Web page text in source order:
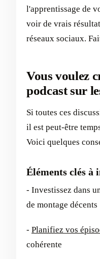
l'apprentissage de
voir de vrais
réseaux sociaux.
Vous voulez
podcast sur
Si toutes ces
il est peut-être
Voici quelques
Éléments clés à
- Investissez dans
de montage décents
- Planifiez vos
cohérente